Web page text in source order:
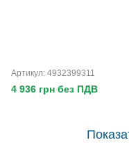
Артикул: 4932399311
4 936 грн без ПДВ